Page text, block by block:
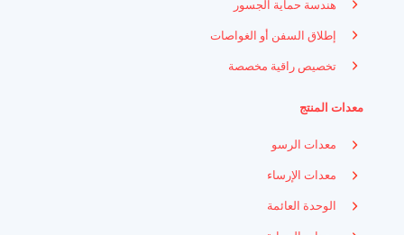
هندسة حماية الجسور
إطلاق السفن أو الغواصات
تخصيص راقية مخصصة
معدات المنتج
معدات الرسو
معدات الإرساء
الوحدة العائمة